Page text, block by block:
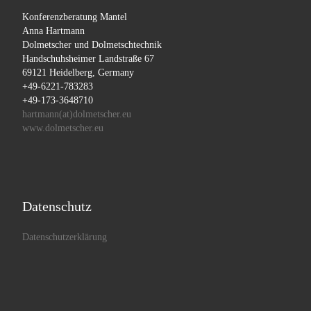
Konferenzberatung Mantel
Anna Hartmann
Dolmetscher und Dolmetschtechnik
Handschuhsheimer Landstraße 67
69121 Heidelberg, Germany
+49-6221-783283
+49-173-3648710
hartmann(at)dolmetscher.eu
www.dolmetscher.eu
Datenschutz
Datenschutzerklärung